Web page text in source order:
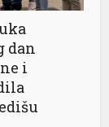
dan
i